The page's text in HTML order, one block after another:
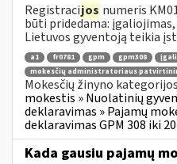
Registracijos numeris
būti pridedama:
Lietuvos gyventoją teikia
a1 fr0781 gpm gpm308
mokesčių administratoriaus
Mokesčių žinyno
mokestis » Nuolatinių
deklaravimas » Pajamų
deklaravimas GPM 308 iki
Kada gausiu pajamų